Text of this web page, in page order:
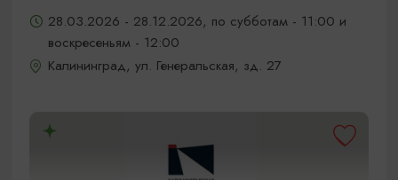
28.03.2026 - 28.12.2026, по субботам - 11:00 и
воскресеньям - 12:00
Калининград, ул. Генеральская, зд. 27